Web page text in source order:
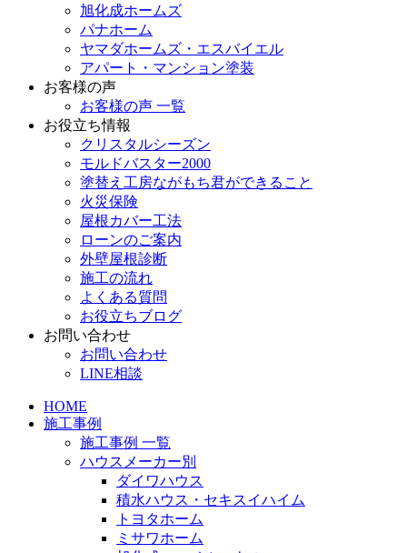
旭化成ホームズ
パナホーム
ヤマダホームズ・エスバイエル
アパート・マンション塗装
お客様の声
お客様の声 一覧
お役立ち情報
クリスタルシーズン
モルドバスター2000
塗替え工房ながもち君ができること
火災保険
屋根カバー工法
ローンのご案内
外壁屋根診断
施工の流れ
よくある質問
お役立ちブログ
お問い合わせ
お問い合わせ
LINE相談
HOME
施工事例
施工事例 一覧
ハウスメーカー別
ダイワハウス
積水ハウス・セキスイハイム
トヨタホーム
ミサワホーム